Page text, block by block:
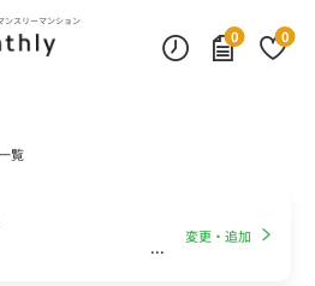
ンスリーマンション
0
0
覧
変更・追加